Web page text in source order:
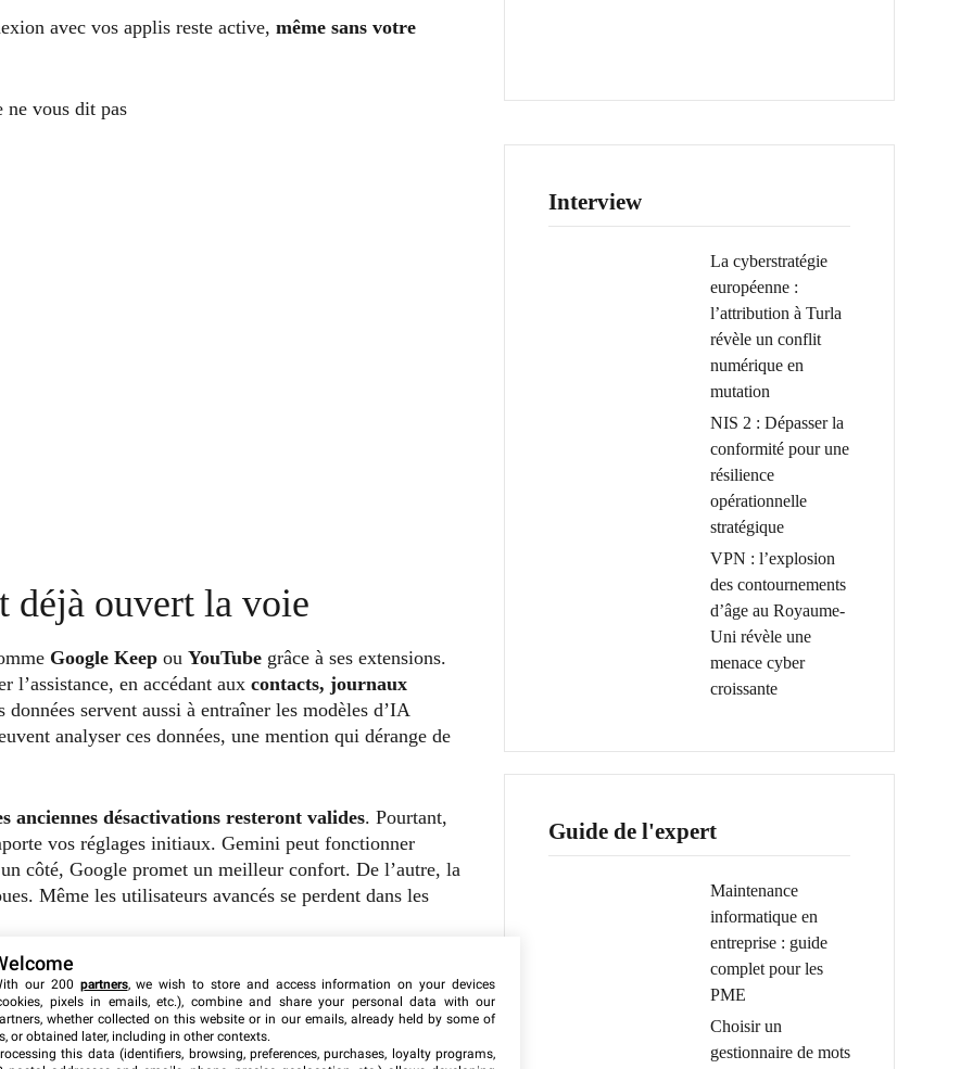
avec vos applis reste active, même sans votre
déjà ouvert la voie
Google Keep ou YouTube grâce à ses extensions.
l’assistance, en accédant aux contacts, journaux
données servent aussi à entraîner les modèles d’IA
analyser ces données, une mention qui dérange de
anciennes désactivations resteront valides. Pourtant,
vos réglages initiaux. Gemini peut fonctionner
côté, Google promet un meilleur confort. De l’autre, la
Même les utilisateurs avancés se perdent dans les
complexes
couches de menus système. Android permet
d’autorisations, mais peu de gens y
Interview
La cyberstratégie
européenne :
l’attribution à Turla
révèle un conflit
numérique en
mutation
NIS 2 : Dépasser la
conformité pour une
résilience
opérationnelle
stratégique
VPN : l’explosion
des contournements
d’âge au Royaume-
Uni révèle une
menace cyber
croissante
Guide de l'expert
Maintenance
informatique en
entreprise : guide
complet pour les
PME
Choisir un
gestionnaire de mots
our 200 partners, we wish to store and access information on your devices
pixels in emails, etc.), combine and share your personal data with our
whether collected on this website or in our emails, already held by some of
or obtained later, including in other contexts.
this data (identifiers, browsing, preferences, purchases, loyalty programs,